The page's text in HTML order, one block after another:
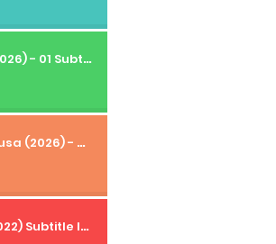
My Fiction (2026) - 01 Subtitle Indonesia
Wasurenagusa (2026) - 01+02 Subtitle Indonesia
First Love (2022) Subtitle Indonesia + Tanpa Iklan + Streaming + 1080p